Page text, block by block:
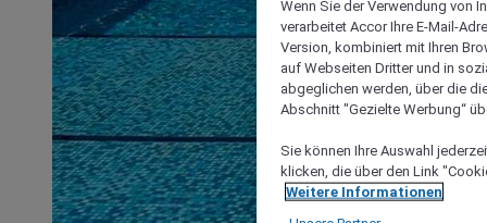
Wenn Sie der Verwendung von
verarbeitet Accor Ihre E-Mail-
Version, kombiniert mit Ihren
auf Webseiten Dritter und in
abgeglichen werden, über die
Abschnitt "Gezielte Werbung“
Sie können Ihre Auswahl
klicken, die über den Link
Weitere Informationen